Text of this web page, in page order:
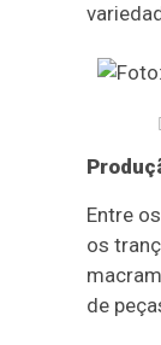
Entre
os
de